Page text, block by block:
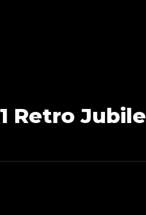
Retro